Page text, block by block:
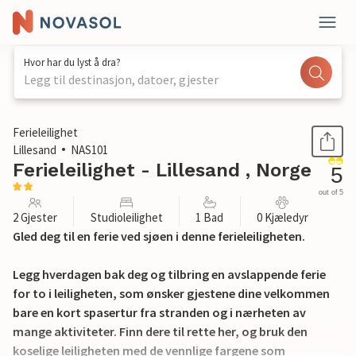
Hvor har du lyst å dra?
Legg til destinasjon, datoer, gjester
1 / 17
Ferieleilighet
Lillesand
NAS101
Ferieleilighet - Lillesand , Norge 5
out of 5
2 Gjester Studioleilighet 1 Bad 0 Kjæledyr
Gled deg til en ferie ved sjøen i denne ferieleiligheten.
Legg hverdagen bak deg og tilbring en avslappende ferie
for to i leiligheten, som ønsker gjestene dine velkommen
bare en kort spasertur fra stranden og i nærheten av
mange aktiviteter. Finn dere til rette her, og bruk den
koselige leiligheten med de vennlige fargene som